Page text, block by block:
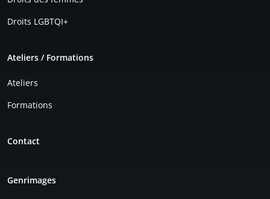
Droits LGBTQI+
Ateliers / Formations
Ateliers
Formations
Contact
Genrimages